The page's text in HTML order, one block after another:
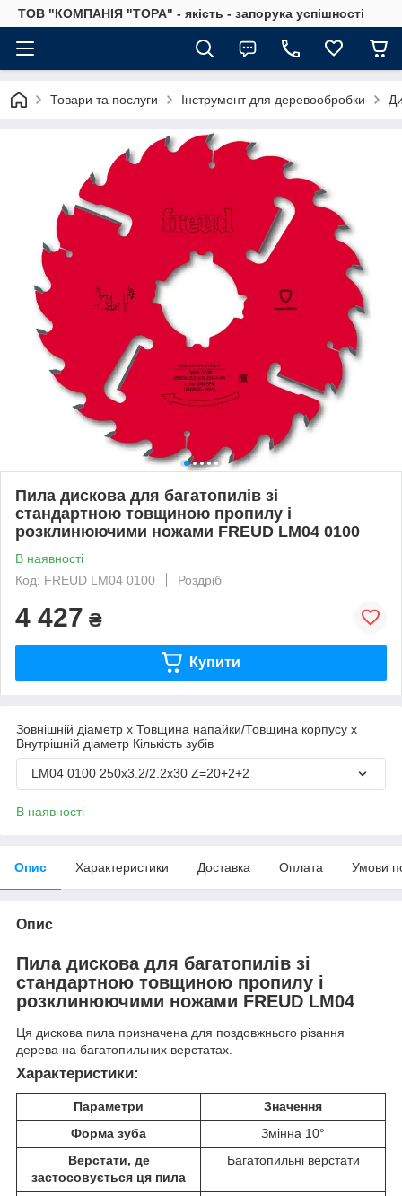
ТОВ "КОМПАНІЯ "ТОРА" - якість - запорука успішності
Товари та послуги Інструмент для деревообробки
Пила дискова для багатопилів зі
стандартною товщиною пропилу і
розклинюючими ножами FREUD LM04 0100
В наявності
Код: FREUD LM04 0100
Роздріб
4 427 ₴
Купити
Зовнішній діаметр х Товщина напайки/Товщина корпусу х
Внутрішній діаметр Кількість зубів
LM04 0100 250х3.2/2.2х30 Z=20+2+2
В наявності
Опис Характеристики Доставка Оплата Умови
Опис
Пила дискова для багатопилів зі
стандартною товщиною пропилу і
розклинюючими ножами FREUD LM04
Ця дискова пила призначена для поздовжнього різання
дерева на багатопильних верстатах.
Характеристики:
Параметри
Значення
Форма зуба
Змінна 10°
Верстати, де
застосовується ця пила
Багатопильні верстати